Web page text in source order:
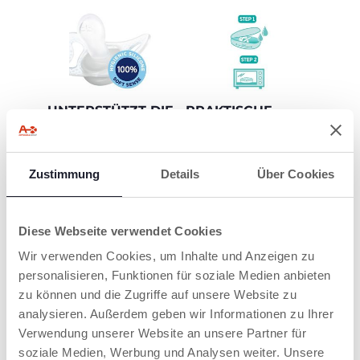
Zustimmung Details Über Cookies
Diese Webseite verwendet Cookies
Wir verwenden Cookies, um Inhalte und Anzeigen zu
personalisieren, Funktionen für soziale Medien anbieten
zu können und die Zugriffe auf unsere Website zu
analysieren. Außerdem geben wir Informationen zu Ihrer
Verwendung unserer Website an unsere Partner für
soziale Medien, Werbung und Analysen weiter. Unsere
UNTERSTÜTZT DIE
PhysioForma ist das
exklusive Design von
Chicco, das durch die
Zungenfunktionen zu
Entwicklung des
Mundes beiträgt und
Atmung des Babys
unterstützt.
PhysioForma entstand
aus der
PRAKTISCHE
Desinfizieren Sie Ihre
Chicco-Schnuller in
nur 3 Minuten!
ermöglicht es, die
Mikrowelle zu
desinfizieren und 99,9%
Haushaltskeime in nur
3 Minuten zu
eliminieren!